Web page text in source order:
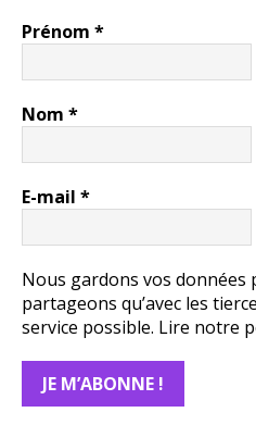
Prénom *
Nom *
E-mail *
Nous gardons vos données
partageons qu’avec les
service possible. Lire notre